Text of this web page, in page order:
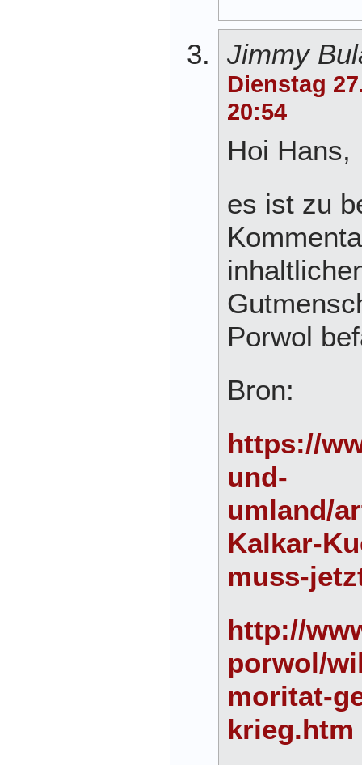
Jimmy
Dienstag
20:54
Hoi Hans,
es ist zu
Porwol
Bron:
https://
und-
umland/
Kalkar-
muss-
http://
porwol/
moritat-
krieg.htm